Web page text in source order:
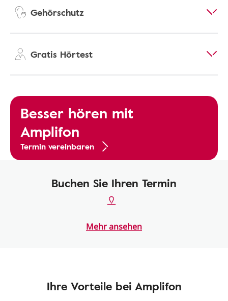
Gehörschutz
Gratis Hörtest
Besser hören mit
Amplifon
Termin vereinbaren
Buchen Sie Ihren Termin
Mehr ansehen
Ihre Vorteile bei Amplifon